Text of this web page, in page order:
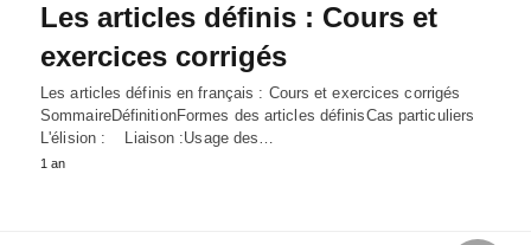
Les articles définis : Cours et
exercices corrigés
Les articles définis en français : Cours et exercices corrigés
SommaireDéfinitionFormes des articles définisCas particuliers
L'élision : Liaison :Usage des…
1 an